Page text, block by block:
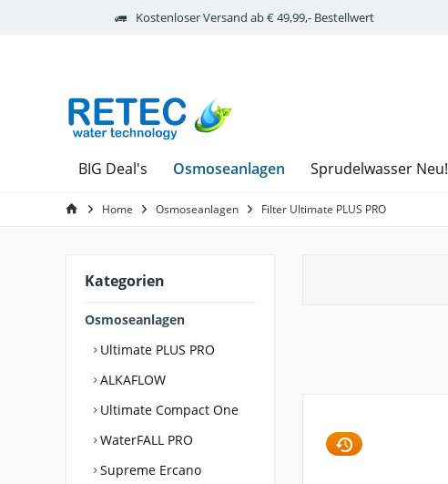
Kostenloser Versand ab € 49,99,- Bestellwert
BIG Deal's Osmoseanlagen Sprudelwasser Neu!
Home Osmoseanlagen Filter Ultimate PLUS PRO
Kategorien
Osmoseanlagen
Ultimate PLUS PRO
ALKAFLOW
Ultimate Compact One
WaterFALL PRO
Supreme Ercano